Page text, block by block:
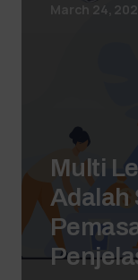
March 24,
Multi
Adalah